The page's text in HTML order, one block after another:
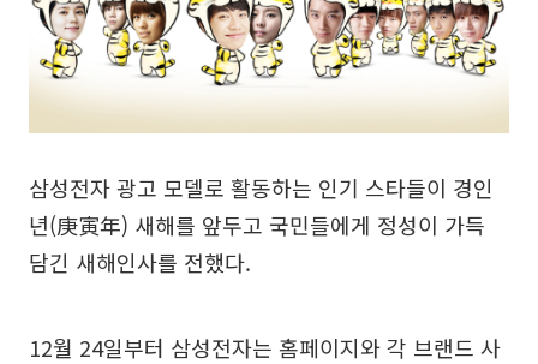
삼성전자 광고 모델로 활동하는 인기 스타들이 경인
년(庚寅年) 새해를 앞두고 국민들에게 정성이 가득
담긴 새해인사를 전했다.
12월 24일부터 삼성전자는 홈페이지와 각 브랜드 사